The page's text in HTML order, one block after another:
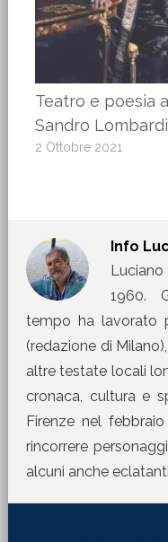
Teatro e poesia
Sandro
2 Ottobre 2021
Info
1960.
tempo ha lavorato
(redazione di
altre testate locali
cronaca, cultura e
Firenze nel
rincorrere
alcuni anche